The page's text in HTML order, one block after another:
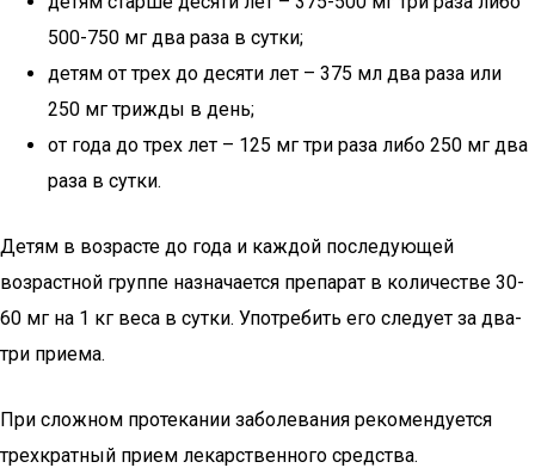
500-750 мг два раза в сутки;
детям от трех до десяти лет – 375 мл два раза или
250 мг трижды в день;
от года до трех лет – 125 мг три раза либо 250 мг два
раза в сутки.
Детям в возрасте до года и каждой последующей
возрастной группе назначается препарат в количестве 30-
60 мг на 1 кг веса в сутки. Употребить его следует за два-
три приема.
При сложном протекании заболевания рекомендуется
трехкратный прием лекарственного средства.